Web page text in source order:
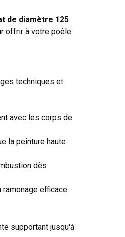
de diamètre 125
offrir à votre poêle
techniques et
avec les corps de
la peinture haute
dès
efficace.
supportant jusqu'à